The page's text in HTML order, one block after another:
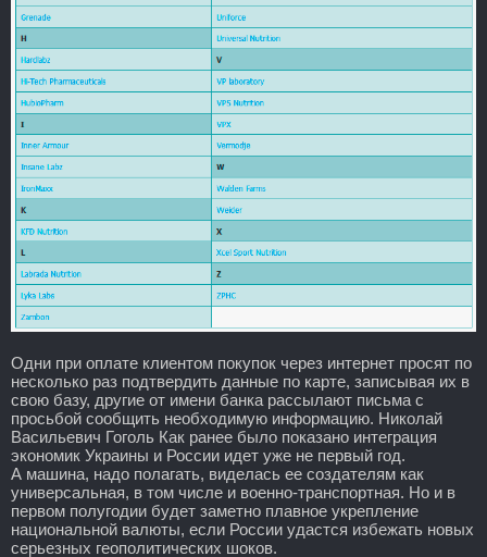
Одни при оплате клиентом покупок через интернет просят по
несколько раз подтвердить данные по карте, записывая их в
свою базу, другие от имени банка рассылают письма с
просьбой сообщить необходимую информацию. Николай
Васильевич Гоголь Как ранее было показано интеграция
экономик Украины и России идет уже не первый год.
А машина, надо полагать, виделась ее создателям как
универсальная, в том числе и военно-транспортная. Но и в
первом полугодии будет заметно плавное укрепление
национальной валюты, если России удастся избежать новых
серьезных геополитических шоков.